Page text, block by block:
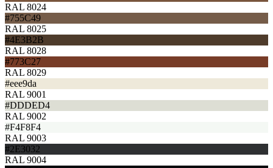
RAL 8024
#755C49
RAL 8025
#4E3B2B
RAL 8028
#773C27
RAL 8029
#eee9da
RAL 9001
#DDDED4
RAL 9002
#F4F8F4
RAL 9003
#2E3032
RAL 9004